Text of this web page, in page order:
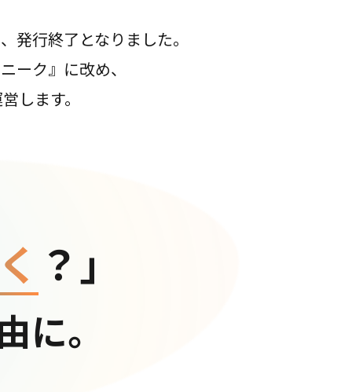
発行終了となりました。
ーク』に改め、
します。
？」
に。